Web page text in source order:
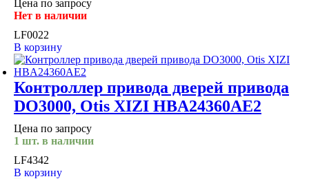
Цена по запросу
Нет в наличии
LF0022
В корзину
Контроллер привода дверей привода
DO3000, Otis XIZI HBA24360AE2
Цена по запросу
1 шт. в наличии
LF4342
В корзину